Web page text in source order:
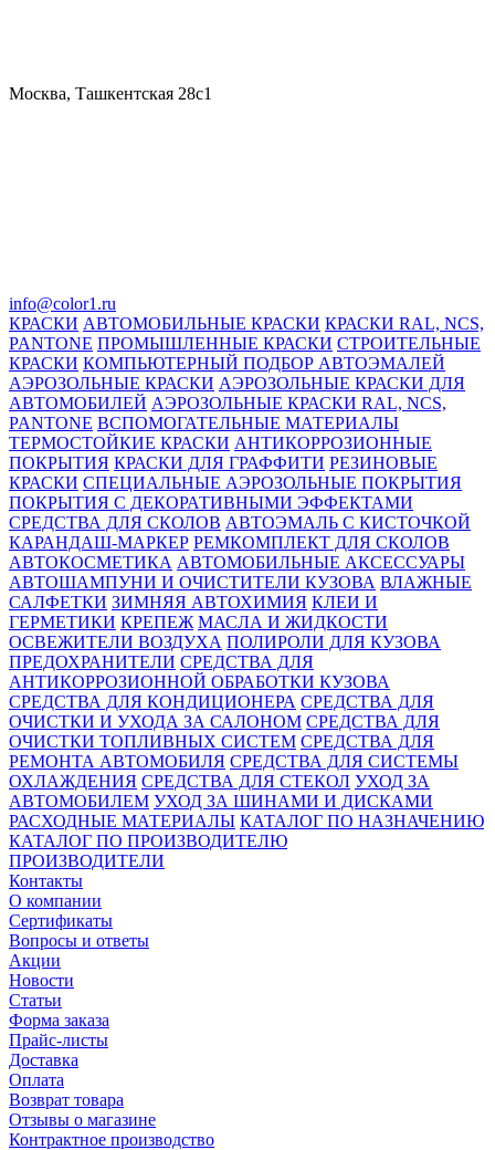
Москва, Ташкентская 28с1
info@color1.ru
КРАСКИ АВТОМОБИЛЬНЫЕ КРАСКИ КРАСКИ RAL, NCS,
PANTONE ПРОМЫШЛЕННЫЕ КРАСКИ СТРОИТЕЛЬНЫЕ
КРАСКИ КОМПЬЮТЕРНЫЙ ПОДБОР АВТОЭМАЛЕЙ
АЭРОЗОЛЬНЫЕ КРАСКИ АЭРОЗОЛЬНЫЕ КРАСКИ ДЛЯ
АВТОМОБИЛЕЙ АЭРОЗОЛЬНЫЕ КРАСКИ RAL, NCS,
PANTONE ВСПОМОГАТЕЛЬНЫЕ МАТЕРИАЛЫ
ТЕРМОСТОЙКИЕ КРАСКИ АНТИКОРРОЗИОННЫЕ
ПОКРЫТИЯ КРАСКИ ДЛЯ ГРАФФИТИ РЕЗИНОВЫЕ
КРАСКИ СПЕЦИАЛЬНЫЕ АЭРОЗОЛЬНЫЕ ПОКРЫТИЯ
ПОКРЫТИЯ С ДЕКОРАТИВНЫМИ ЭФФЕКТАМИ
СРЕДСТВА ДЛЯ СКОЛОВ АВТОЭМАЛЬ С КИСТОЧКОЙ
КАРАНДАШ-МАРКЕР РЕМКОМПЛЕКТ ДЛЯ СКОЛОВ
АВТОКОСМЕТИКА АВТОМОБИЛЬНЫЕ АКСЕССУАРЫ
АВТОШАМПУНИ И ОЧИСТИТЕЛИ КУЗОВА ВЛАЖНЫЕ
САЛФЕТКИ ЗИМНЯЯ АВТОХИМИЯ КЛЕИ И
ГЕРМЕТИКИ КРЕПЕЖ МАСЛА И ЖИДКОСТИ
ОСВЕЖИТЕЛИ ВОЗДУХА ПОЛИРОЛИ ДЛЯ КУЗОВА
ПРЕДОХРАНИТЕЛИ СРЕДСТВА ДЛЯ
АНТИКОРРОЗИОННОЙ ОБРАБОТКИ КУЗОВА
СРЕДСТВА ДЛЯ КОНДИЦИОНЕРА СРЕДСТВА ДЛЯ
ОЧИСТКИ И УХОДА ЗА САЛОНОМ СРЕДСТВА ДЛЯ
ОЧИСТКИ ТОПЛИВНЫХ СИСТЕМ СРЕДСТВА ДЛЯ
РЕМОНТА АВТОМОБИЛЯ СРЕДСТВА ДЛЯ СИСТЕМЫ
ОХЛАЖДЕНИЯ СРЕДСТВА ДЛЯ СТЕКОЛ УХОД ЗА
АВТОМОБИЛЕМ УХОД ЗА ШИНАМИ И ДИСКАМИ
РАСХОДНЫЕ МАТЕРИАЛЫ КАТАЛОГ ПО НАЗНАЧЕНИЮ
КАТАЛОГ ПО ПРОИЗВОДИТЕЛЮ
ПРОИЗВОДИТЕЛИ
Контакты
О компании
Сертификаты
Вопросы и ответы
Акции
Новости
Статьи
Форма заказа
Прайс-листы
Доставка
Оплата
Возврат товара
Отзывы о магазине
Контрактное производство